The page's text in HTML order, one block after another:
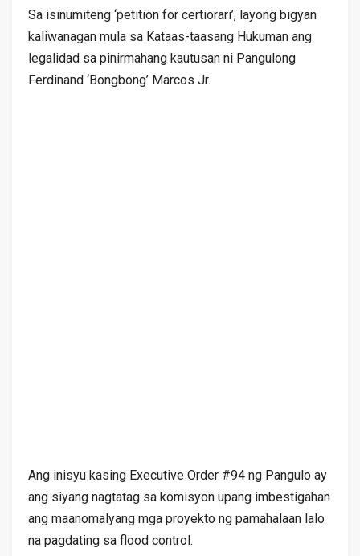
Sa isinumiteng ‘petition for certiorari’, layong bigyan
kaliwanagan mula sa Kataas-taasang Hukuman ang
legalidad sa pinirmahang kautusan ni Pangulong
Ferdinand ‘Bongbong’ Marcos Jr.
Ang inisyu kasing Executive Order #94 ng Pangulo ay
ang siyang nagtatag sa komisyon upang imbestigahan
ang maanomalyang mga proyekto ng pamahalaan lalo
na pagdating sa flood control.